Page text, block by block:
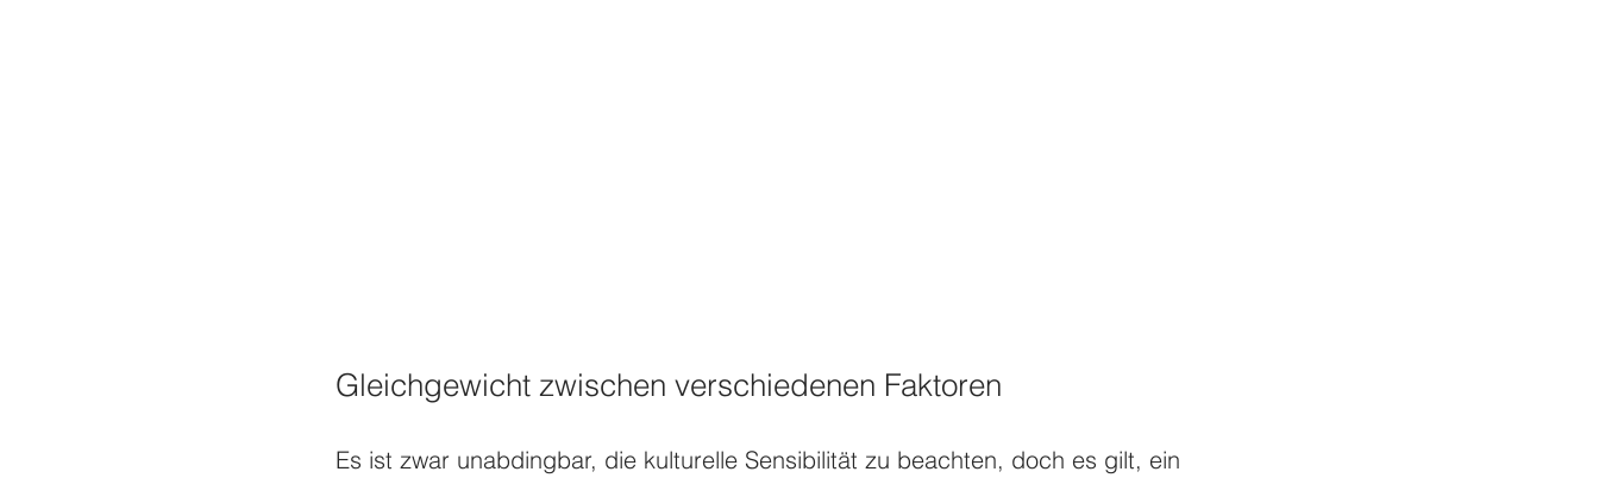
Gleichgewicht zwischen verschiedenen Faktoren
Es ist zwar unabdingbar, die kulturelle Sensibilität zu beachten, doch es gilt, ein